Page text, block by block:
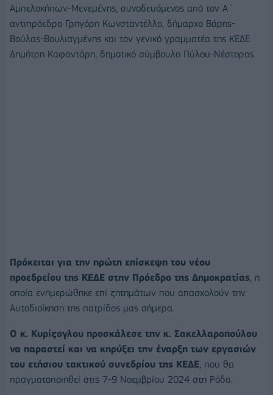
Αμπελοκήπων-Μενεμένης, συνοδευόμενος από τον Α΄
αντιπρόεδρο Γρηγόρη Κωνσταντέλλο, δήμαρχο Βάρης-
Βούλας-Βουλιαγμένης και τον γενικό γραμματέα της ΚΕΔΕ
Δημήτρη Καφαντάρη, δημοτικό σύμβουλο Πύλου-Νέστορος.
Πρόκειται για την πρώτη επίσκεψη του νέου
προεδρείου της ΚΕΔΕ στην Πρόεδρο της Δημοκρατίας , η
οποία ενημερώθηκε επί ζητημάτων που απασχολούν την
Αυτοδιοίκηση της πατρίδος μας σήμερα.
Ο κ. Κυρίζογλου προσκάλεσε την κ. Σακελλαροπούλου
να παραστεί και να κηρύξει την έναρξη των εργασιών
του ετήσιου τακτικού συνεδρίου της ΚΕΔΕ , που θα
πραγματοποιηθεί στις 7-9 Νοεμβρίου 2024 στη Ρόδο.